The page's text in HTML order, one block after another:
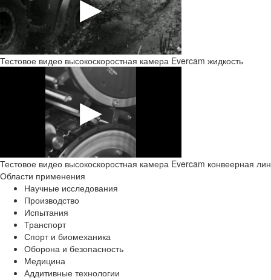
Тестовое видео высокоскоростная камера Evercam жидкость
Тестовое видео высокоскоростная камера Evercam конвеерная
Области применения
Научные исследования
Производство
Испытания
Транспорт
Спорт и биомеханика
Оборона и безопасность
Медицина
Аддитивные технологии